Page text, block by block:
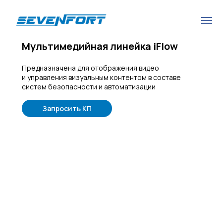
Мультимедийная линейка iFlow
Предназначена для отображения видео
и управления визуальным контентом в составе
систем безопасности и автоматизации
Запросить КП